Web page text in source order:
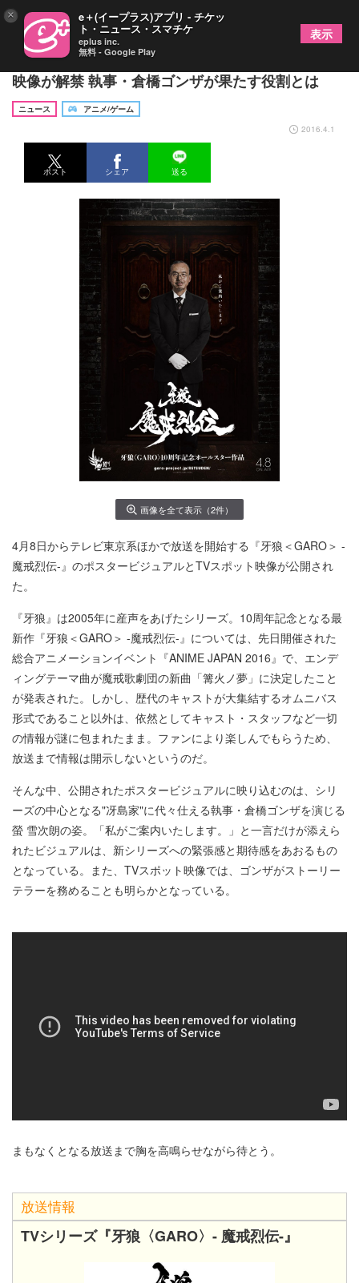
TVシリーズ『牙狼＜GARO＞ -魔戒烈伝-』スポット
映像が解禁 執事・倉橋ゴンザが果たす役割とは
ニュース
アニメ/ゲーム
2016.4.1
ポスト シェア 送る
画像を全て表示（2件）
4月8日からテレビ東京系ほかで放送を開始する『牙狼＜GARO＞ -
魔戒烈伝-』のポスタービジュアルとTVスポット映像が公開され
た。
『牙狼』は2005年に産声をあげたシリーズ。10周年記念となる最
新作『牙狼＜GARO＞ -魔戒烈伝-』については、先日開催された
総合アニメーションイベント『ANIME JAPAN 2016』で、エンデ
ィングテーマ曲が魔戒歌劇団の新曲「篝火ノ夢」に決定したこと
が発表された。しかし、歴代のキャストが大集結するオムニバス
形式であること以外は、依然としてキャスト・スタッフなど一切
の情報が謎に包まれたまま。ファンにより楽しんでもらうため、
放送まで情報は開示しないというのだ。
そんな中、公開されたポスタービジュアルに映り込むのは、シリ
ーズの中心となる"冴島家"に代々仕える執事・倉橋ゴンザを演じる
螢 雪次朗の姿。「私がご案内いたします。」と一言だけが添えら
れたビジュアルは、新シリーズへの緊張感と期待感をあおるもの
となっている。また、TVスポット映像では、ゴンザがストーリー
テラーを務めることも明らかとなっている。
まもなくとなる放送まで胸を高鳴らせながら待とう。
放送情報
TVシリーズ『牙狼〈GARO〉- 魔戒烈伝-』
× e＋(イープラス)アプリ - チケッ
ト・ニュース・スマチケ
eplus inc.
無料 - Google Play
表示